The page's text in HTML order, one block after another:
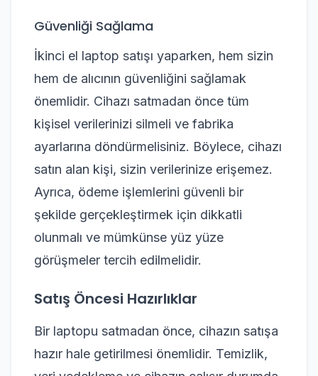
Güvenliği Sağlama
İkinci el laptop satışı yaparken, hem sizin
hem de alıcının güvenliğini sağlamak
önemlidir. Cihazı satmadan önce tüm
kişisel verilerinizi silmeli ve fabrika
ayarlarına döndürmelisiniz. Böylece, cihazı
satın alan kişi, sizin verilerinize erişemez.
Ayrıca, ödeme işlemlerini güvenli bir
şekilde gerçekleştirmek için dikkatli
olunmalı ve mümkünse yüz yüze
görüşmeler tercih edilmelidir.
Satış Öncesi Hazırlıklar
Bir laptopu satmadan önce, cihazın satışa
hazır hale getirilmesi önemlidir. Temizlik,